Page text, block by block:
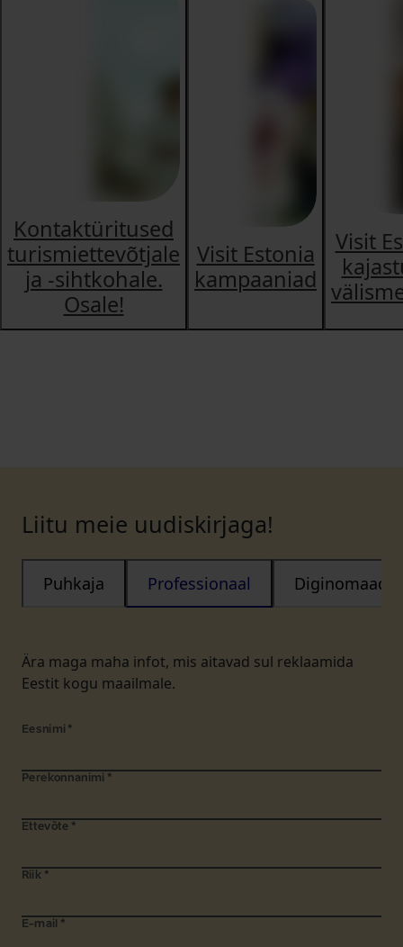
Kontaktüritused
turismiettevõtjale
ja -sihtkohale.
Osale!
Visit Estonia
kampaaniad
Visit
Liitu meie uudiskirjaga!
Ära maga maha infot, mis aitavad sul reklaamida
Eestit kogu maailmale.
Puhkaja Professionaal Diginomaad
Eesnimi *
Perekonnanimi *
Ettevõte *
Riik *
E-mail *